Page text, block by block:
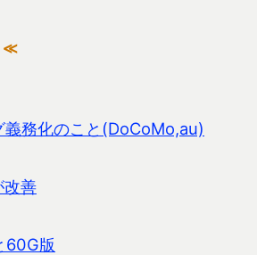
≪
義務化のこと(DoCoMo,au)
改善
60G版